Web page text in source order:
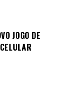
JOGO DE